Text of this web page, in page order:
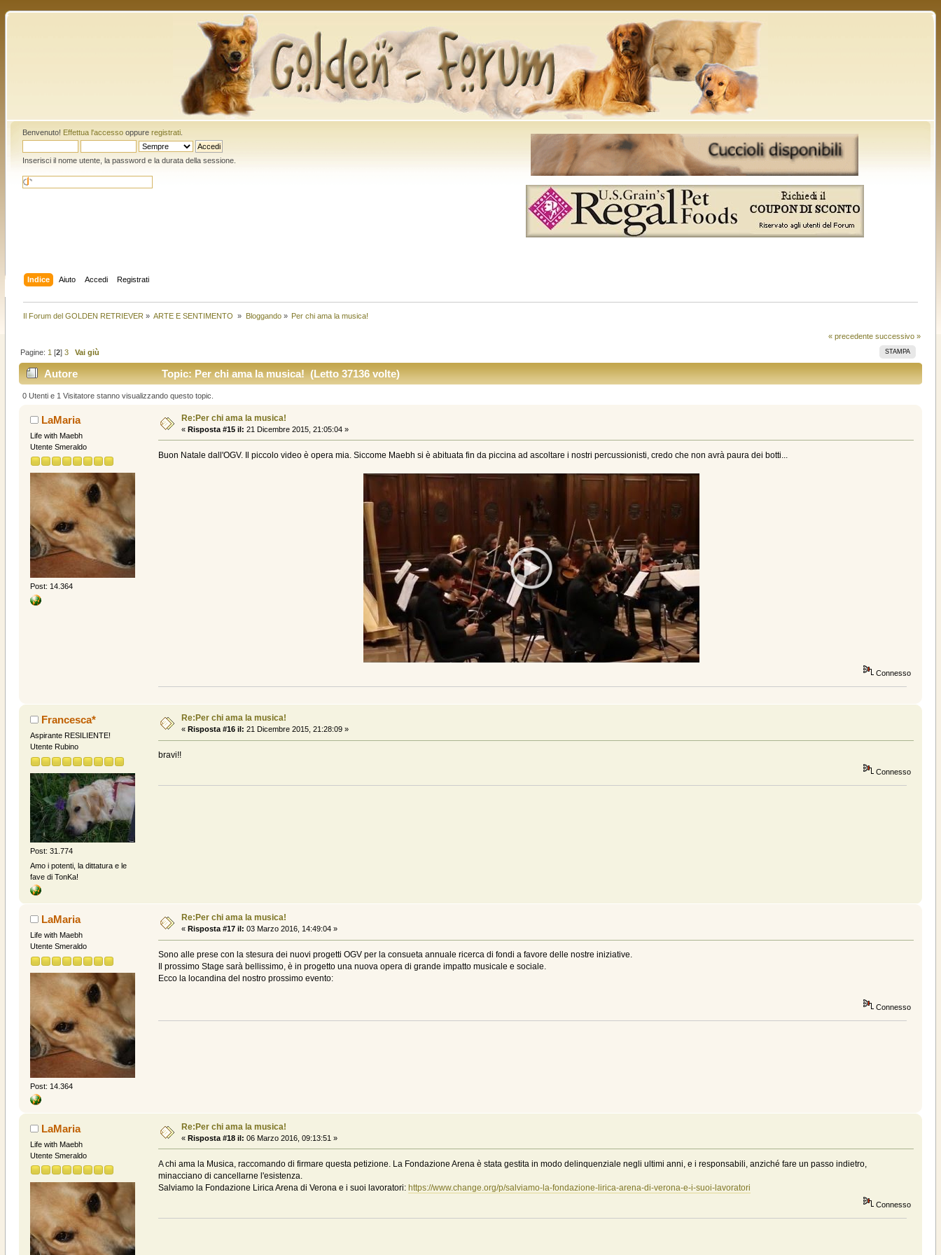
Benvenuto! Effettua l'accessooppure registrati.
Inserisci il nome utente, la password e la durata della sessione.
Indice Aiuto Accedi Registrati
Il Forum del GOLDEN RETRIEVER » ARTE E SENTIMENTO » Bloggando» Per chi ama la musica!
« precedente successivo »
STAMPA
Pagine: 1 [2] 3 Vai giù
Autore Topic: Per chi ama la musica! (Letto 37136 volte)
0 Utenti e 1 Visitatore stanno visualizzando questo topic.
LaMaria
Life with Maebh
Utente Smeraldo
Post: 14.364
Re:Per chi ama la musica!
« Risposta #15 il: 21 Dicembre 2015, 21:05:04 »
Buon Natale dall'OGV. Il piccolo video è opera mia. Siccome Maebh si è abituata fin da piccina ad ascoltare i nostri percussionisti, credo che non avrà paura dei botti...
Connesso
Francesca*
Aspirante RESILIENTE!
Utente Rubino
Post: 31.774
Amo i potenti, la dittatura e le
fave di TonKa!
Re:Per chi ama la musica!
« Risposta #16 il: 21 Dicembre 2015, 21:28:09 »
bravi!!
Connesso
LaMaria
Life with Maebh
Utente Smeraldo
Post: 14.364
Re:Per chi ama la musica!
« Risposta #17 il: 03 Marzo 2016, 14:49:04 »
Sono alle prese con la stesura dei nuovi progetti OGV per la consueta annuale ricerca di fondi a favore delle nostre iniziative.
Il prossimo Stage sarà bellissimo, è in progetto una nuova opera di grande impatto musicale e sociale.
Ecco la locandina del nostro prossimo evento:
Connesso
LaMaria
Life with Maebh
Utente Smeraldo
Re:Per chi ama la musica!
« Risposta #18 il: 06 Marzo 2016, 09:13:51 »
A chi ama la Musica, raccomando di firmare questa petizione. La Fondazione Arena è stata gestita in modo delinquenziale negli ultimi anni, e i responsabili, anziché fare un passo indietro,
minacciano di cancellarne l'esistenza.
Salviamo la Fondazione Lirica Arena di Verona e i suoi lavoratori: https://www.change.org/p/salviamo-la-fondazione-lirica-arena-di-verona-e-i-suoi-lavoratori
Connesso